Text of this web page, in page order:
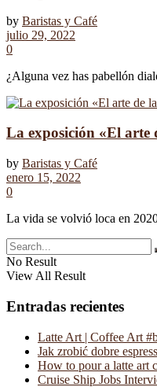
by Baristas y Café
julio 29, 2022
0
¿Alguna vez has pabellón
La exposición «El arte
by Baristas y Café
enero 15, 2022
0
La vida se volvió loca en
No Result
View All Result
Entradas recientes
Latte Art | Coffee Art
Jak zrobić dobre
How to pour a latte art
Cruise Ship Jobs